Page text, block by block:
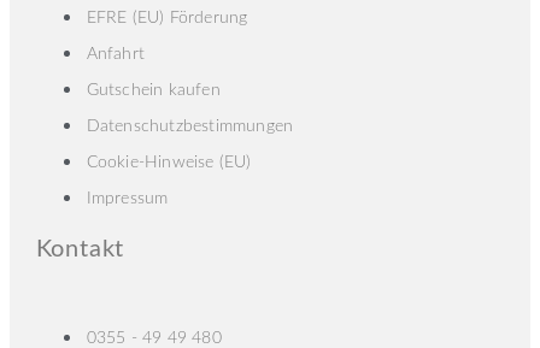
EFRE (EU) Förderung
Anfahrt
Gutschein kaufen
Datenschutzbestimmungen
Cookie-Hinweise (EU)
Impressum
Kontakt
0355 - 49 49 480